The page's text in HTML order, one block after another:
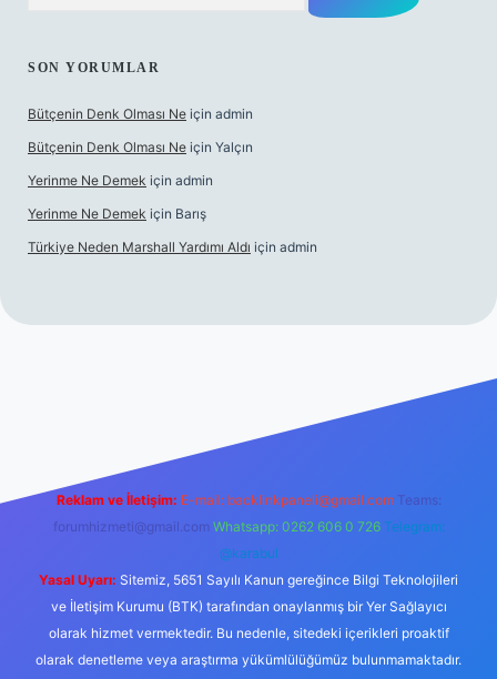
SON YORUMLAR
Bütçenin Denk Olması Ne için admin
Bütçenin Denk Olması Ne için Yalçın
Yerinme Ne Demek için admin
Yerinme Ne Demek için Barış
Türkiye Neden Marshall Yardımı Aldı için admin
hiltonbet yeni giriş
Reklam ve İletişim: E-mail: backlinkpaneli@gmail.com Teams:
forumhizmeti@gmail.com Whatsapp: 0262 606 0 726 Telegram:
@karabul
Yasal Uyarı: Sitemiz, 5651 Sayılı Kanun gereğince Bilgi Teknolojileri
ve İletişim Kurumu (BTK) tarafından onaylanmış bir Yer Sağlayıcı
olarak hizmet vermektedir. Bu nedenle, sitedeki içerikleri proaktif
olarak denetleme veya araştırma yükümlülüğümüz bulunmamaktadır.